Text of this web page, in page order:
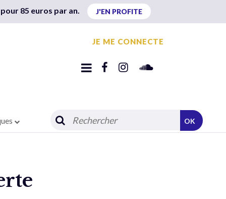
85 euros par an. J'EN PROFITE
JE ME CONNECTE
OK